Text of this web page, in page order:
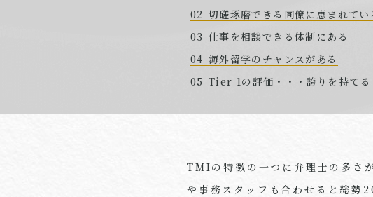
切磋琢磨できる同僚に恵まれてい
仕事を相談できる体制にある
海外留学のチャンスがある
Tier 1の評価・・・誇りを持てる
TMIの特徴の一つに弁理士の多さ
や事務スタッフも合わせると総勢